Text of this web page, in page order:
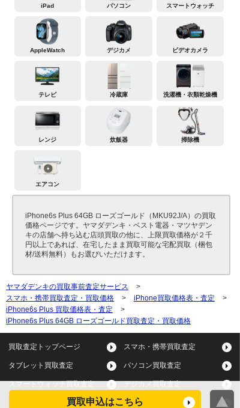
買取申込はこちら
iPad パソコン スマートウォッチ
AppleWatch デジカメ ビデオカメラ
テレビ 冷蔵庫 洗濯機・衣類乾燥機
レンジ 炊飯器 掃除機
エアコン
iPhone6s Plus 64GB ローズゴールド（MKU92J/A）の買取
価格ページです。ヤマダデンキ・ベスト電器・マツヤデン
キの店舗へ持ち込む店頭買取の他に、上限買取価格が２千
円以上であれば、在宅したまま買取可能な宅配買取（梱包
材/送料無料）もお選びいただけます。
ヤマダデンキの買取事前査定サービス
>
スマホ・携帯買取査定・買取価格
> iPhone買取価格表・査定
>
iPhone6s Plus 買取価格表・査定
>
iPhone6s Plus 64GB ローズゴールド買取査定・買取価格
買取査定トップページ スマホ・携帯買取査定
タブレット買取査定 パソコン買取査定
ビデオカメラ買取査定 テレビ買取査定